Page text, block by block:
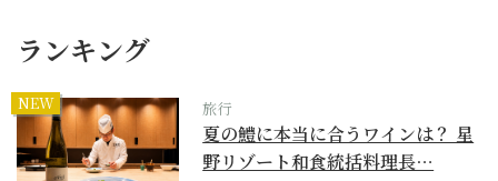
ランキング
NEW 旅行
夏の鱧に本当に合うワインは？ 星
野リゾート和食統括料理長…